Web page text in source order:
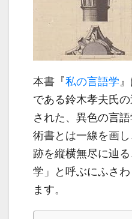
本書『私の言語学
である鈴木孝夫氏
された、異色の言
術書とは一線を画
跡を縦横無尽に辿
学」と呼ぶにふさ
ます。